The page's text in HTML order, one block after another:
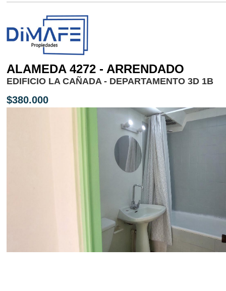
ALAMEDA 4272 - ARRENDADO
EDIFICIO LA CAÑADA - DEPARTAMENTO 3D 1B
$380.000